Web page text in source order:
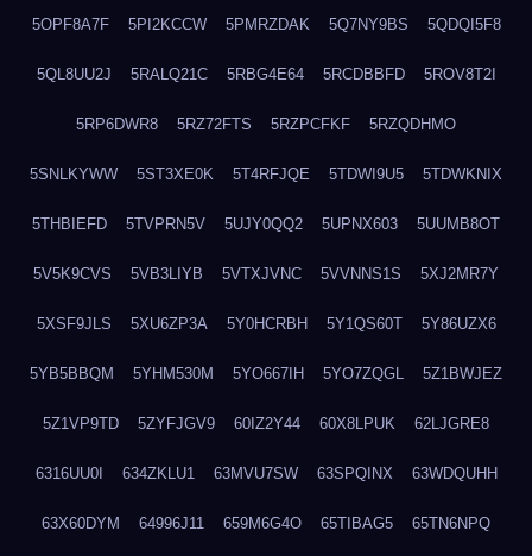
5OPF8A7F 5PI2KCCW 5PMRZDAK 5Q7NY9BS 5QDQI5F8
5QL8UU2J 5RALQ21C 5RBG4E64 5RCDBBFD 5ROV8T2I
5RP6DWR8 5RZ72FTS 5RZPCFKF 5RZQDHMO
5SNLKYWW 5ST3XE0K 5T4RFJQE 5TDWI9U5 5TDWKNIX
5THBIEFD 5TVPRN5V 5UJY0QQ2 5UPNX603 5UUMB8OT
5V5K9CVS 5VB3LIYB 5VTXJVNC 5VVNNS1S 5XJ2MR7Y
5XSF9JLS 5XU6ZP3A 5Y0HCRBH 5Y1QS60T 5Y86UZX6
5YB5BBQM 5YHM530M 5YO667IH 5YO7ZQGL 5Z1BWJEZ
5Z1VP9TD 5ZYFJGV9 60IZ2Y44 60X8LPUK 62LJGRE8
6316UU0I 634ZKLU1 63MVU7SW 63SPQINX 63WDQUHH
63X60DYM 64996J11 659M6G4O 65TIBAG5 65TN6NPQ